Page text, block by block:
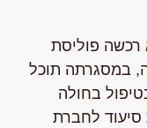
פוליסת
במסגרתה תוכל
בחולה
סיעוד לחברת